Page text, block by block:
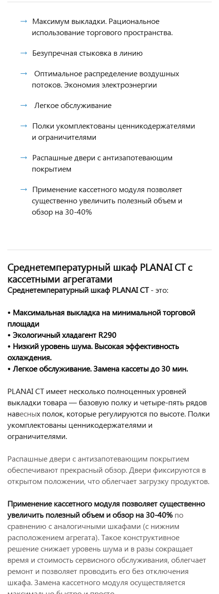
Максимум выкладки. Рациональное
использование торгового пространства.
Безупречная стыковка в линию
Оптимальное распределение воздушных
потоков. Экономия электроэнергии
Легкое обслуживание
Полки укомплектованы ценникодержателями
и ограничителями
Распашные двери с антизапотевающим
покрытием
Применение кассетного модуля позволяет
существенно увеличить полезный объем и
обзор на 30-40%
Среднетемпературный шкаф PLANAI CТс
кассетными агрегатами
Среднетемпературный шкаф PLANAI CТ- это:
• Максимальная выкладка на минимальной торговой
площади
• Экологичный хладагент R290
• Низкий уровень шума. Высокая эффективность
охлаждения.
• Легкое обслуживание. Замена кассеты до 30 мин.
PLANAI СТ имеет несколько полноценных уровней
выкладки товара — базовую полку и четыре-пять рядов
навесных полок, которые регулируются по высоте. Полки
укомплектованы ценникодержателями и
ограничителями.
Распашные двери с антизапотевающим покрытием
обеспечивают прекрасный обзор. Двери фиксируются в
открытом положении, что облегчает загрузку продуктов.
Применение кассетного модуля позволяет существенно
увеличить полезный объем и обзор на 30-40% по
сравнению с аналогичными шкафами (с нижним
расположением агрегата). Такое конструктивное
решение снижает уровень шума и в разы сокращает
время и стоимость сервисного обслуживания, облегчает
ремонт и позволяет проводить его без отключения
шкафа. Замена кассетного модуля осуществляется